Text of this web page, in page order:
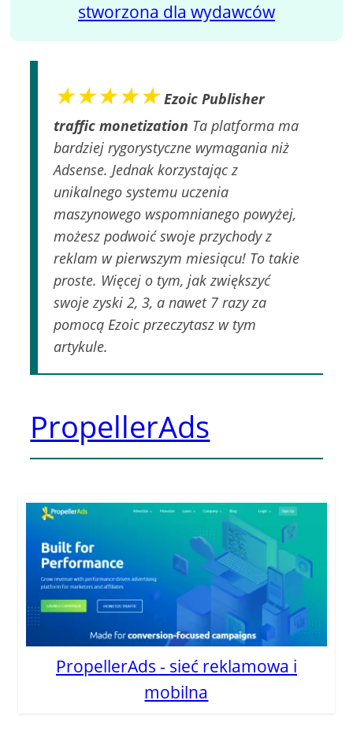
stworzona dla wydawców
★★★★★ Ezoic Publisher
traffic monetization Ta platforma ma
bardziej rygorystyczne wymagania niż
Adsense. Jednak korzystając z
unikalnego systemu uczenia
maszynowego wspomnianego powyżej,
możesz podwoić swoje przychody z
reklam w pierwszym miesiącu! To takie
proste. Więcej o tym, jak zwiększyć
swoje zyski 2, 3, a nawet 7 razy za
pomocą Ezoic przeczytasz w tym
artykule.
PropellerAds
PropellerAds - sieć reklamowa i
mobilna